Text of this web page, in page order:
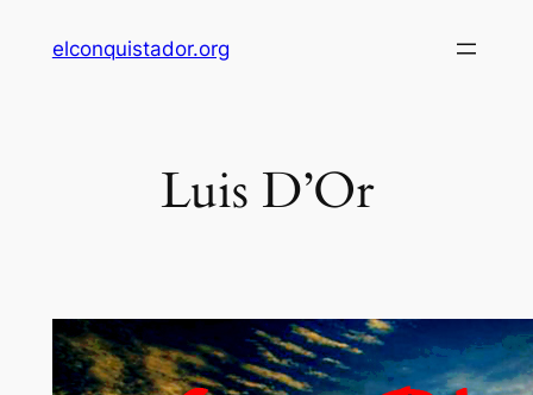
elconquistador.org
Luis D’Or